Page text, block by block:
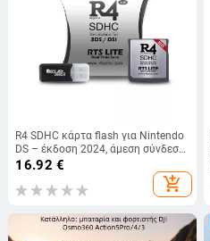
R4 SDHC κάρτα flash για Nintendo
DS – έκδοση 2024, άμεση σύνδεση,
περιλαμβάνει USB αναγνώστη
καρτών, χωρίς εσωτερική μνήμη
16.92 €
add_shopping_cart